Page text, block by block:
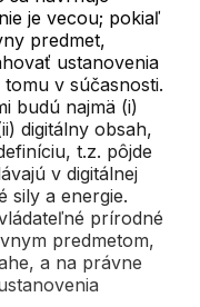
je vecou; pokiaľ
predmet,
ustanovenia
v súčasnosti.
budú najmä (i)
digitálny obsah,
t.z. pôjde
v digitálnej
sily a energie.
prírodné
predmetom,
a na právne